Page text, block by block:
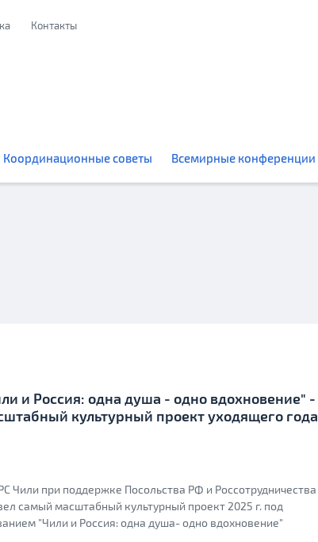
Контакты
Координационные советы Всемирные конференции
и Россия: одна душа - одно вдохновение" -
культурный проект уходящего года
Чили при поддержке Посольства РФ и Россотрудничества
самый масштабный культурный проект 2025 г. под
"Чили и Россия: одна душа- одно вдохновение"